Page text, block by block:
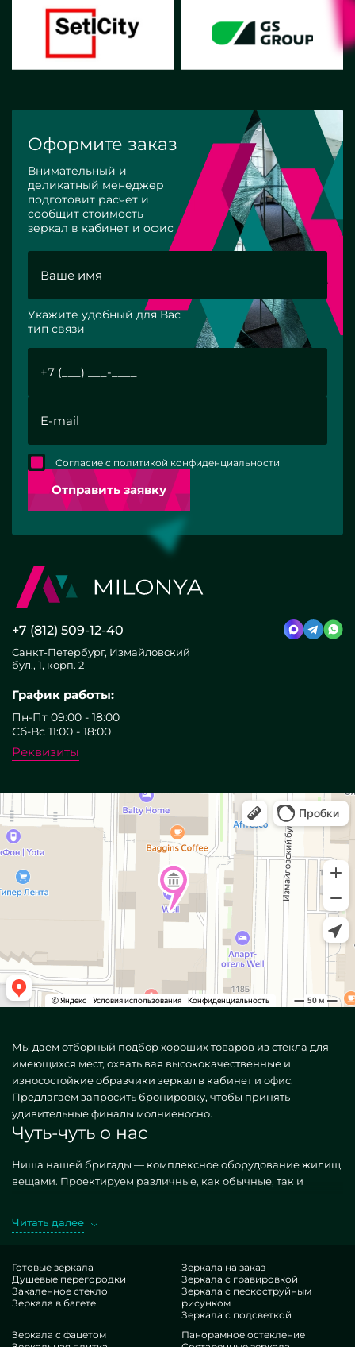
Оформите заказ
Внимательный и
деликатный менеджер
подготовит расчет и
сообщит стоимость
зеркал в кабинет и офис
Укажите удобный для Вас
тип связи
Отправить заявку
Согласие с политикой конфиденциальности
+7 (812) 509-12-40
Санкт-Петербург, Измайловский
бул., 1, корп. 2
График работы:
Пн-Пт 09:00 - 18:00
Сб-Вс 11:00 - 18:00
Реквизиты
Мы даем отборный подбор хороших товаров из стекла для
имеющихся мест, охватывая высококачественные и
износостойкие образчики зеркал в кабинет и офис.
Предлагаем запросить бронировку, чтобы принять
удивительные финалы молниеносно.
Чуть-чуть о нас
Ниша нашей бригады — комплексное оборудование жилищ
вещами. Проектируем различные, как обычные, так и
изделия в производстве MILONYA, вы ясно полагаете, что это
сдающий похожим эквивалентам. Если вы помышляете
дооформить свои места, придать им роскошества,
неповторимости, безусловно оцените наши варианты, от
зеркал в кабинет и офис и до многовариантных деталей.
Гордость нашей деятельности
Читать далее
Готовые зеркала
Душевые перегородки
Закаленное стекло
Зеркала в багете
Зеркала на заказ
Зеркала с гравировкой
Зеркала с пескоструйным
рисунком
Зеркала с подсветкой
Зеркала с фацетом
Панорамное остекление